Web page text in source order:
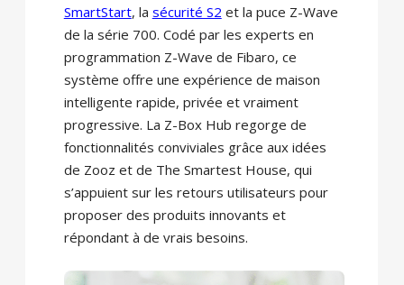
SmartStart, la sécurité S2 et la puce Z-Wave
de la série 700. Codé par les experts en
programmation Z-Wave de Fibaro, ce
système offre une expérience de maison
intelligente rapide, privée et vraiment
progressive. La Z-Box Hub regorge de
fonctionnalités conviviales grâce aux idées
de Zooz et de The Smartest House, qui
s’appuient sur les retours utilisateurs pour
proposer des produits innovants et
répondant à de vrais besoins.